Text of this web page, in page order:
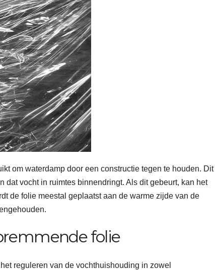
om waterdamp door een constructie tegen te houden. Dit
vocht in ruimtes binnendringt. Als dit gebeurt, kan het
de folie meestal geplaatst aan de warme zijde van de
folie
reguleren van de vochthuishouding in zowel